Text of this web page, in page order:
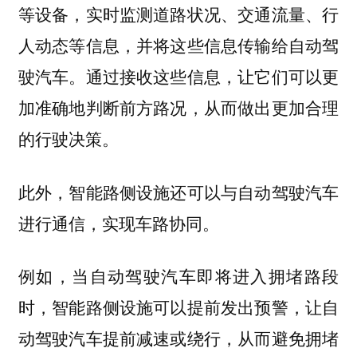
等设备，实时监测道路状况、交通流量、行
人动态等信息，并将这些信息传输给自动驾
驶汽车。通过接收这些信息，让它们可以更
加准确地判断前方路况，从而做出更加合理
的行驶决策。
此外，智能路侧设施还可以与自动驾驶汽车
进行通信，实现车路协同。
例如，当自动驾驶汽车即将进入拥堵路段
时，智能路侧设施可以提前发出预警，让自
动驾驶汽车提前减速或绕行，从而避免拥堵